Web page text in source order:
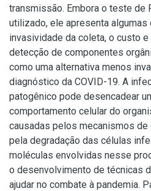
transmissão. Embora o teste de
utilizado, ele apresenta algumas
invasividade da coleta, o custo
detecção de componentes
como uma alternativa menos
diagnóstico da COVID-19. A
patogênico pode desencadear
comportamento celular do
causadas pelos mecanismos
pela degradação das células
moléculas envolvidas nesse
o desenvolvimento de técnicas
ajudar no combate à pandemia.